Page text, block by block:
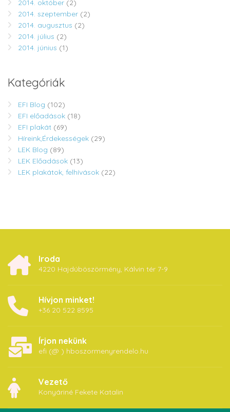
2014. október (2)
2014. szeptember (2)
2014. augusztus (2)
2014. július (2)
2014. június (1)
Kategóriák
EFI Blog (102)
EFI előadások (18)
EFI plakát (69)
Híreink,Érdekességek (29)
LEK Blog (89)
LEK Előadások (13)
LEK plakátok, felhívások (22)
Iroda
4220 Hajdúböszörmény, Kálvin tér 7-9
Hívjon minket!
+36 20 522 8595
Írjon nekünk
efi (@ ) hboszormenyrendelo.hu
Vezető
Konyáriné Fekete Katalin